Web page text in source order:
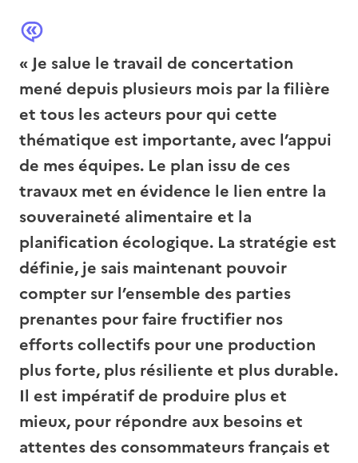
« Je salue le travail de concertation
mené depuis plusieurs mois par la filière
et tous les acteurs pour qui cette
thématique est importante, avec l’appui
de mes équipes. Le plan issu de ces
travaux met en évidence le lien entre la
souveraineté alimentaire et la
planification écologique. La stratégie est
définie, je sais maintenant pouvoir
compter sur l’ensemble des parties
prenantes pour faire fructifier nos
efforts collectifs pour une production
plus forte, plus résiliente et plus durable.
Il est impératif de produire plus et
mieux, pour répondre aux besoins et
attentes des consommateurs français et